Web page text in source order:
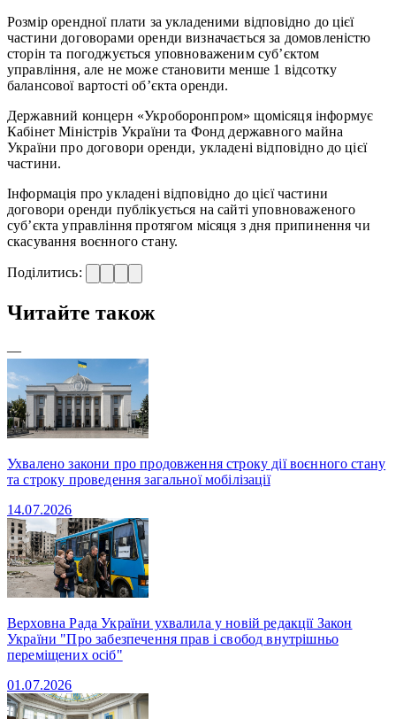
Розмір орендної плати за укладеними відповідно до цієї
частини договорами оренди визначається за домовленістю
сторін та погоджується уповноваженим суб’єктом
управління, але не може становити менше 1 відсотку
балансової вартості об’єкта оренди.
Державний концерн «Укроборонпром» щомісяця інформує
Кабінет Міністрів України та Фонд державного майна
України про договори оренди, укладені відповідно до цієї
частини.
Інформація про укладені відповідно до цієї частини
договори оренди публікується на сайті уповноваженого
суб’єкта управління протягом місяця з дня припинення чи
скасування воєнного стану.
Поділитись:
Читайте також
—
Ухвалено закони про продовження строку дії воєнного стану
та строку проведення загальної мобілізації
14.07.2026
Верховна Рада України ухвалила у новій редакції Закон
України "Про забезпечення прав і свобод внутрішньо
переміщених осіб"
01.07.2026